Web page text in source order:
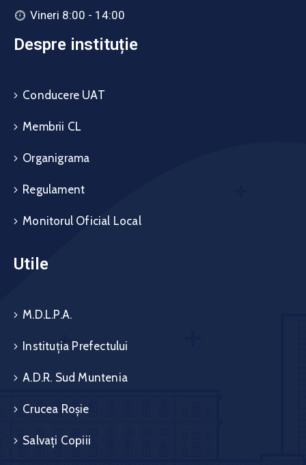
Vineri 8:00 - 14:00
Despre instituție
Conducere UAT
Membrii CL
Organigrama
Regulament
Monitorul Oficial Local
Utile
M.D.L.P.A.
Instituția Prefectului
A.D.R. Sud Muntenia
Crucea Roșie
Salvați Copiii